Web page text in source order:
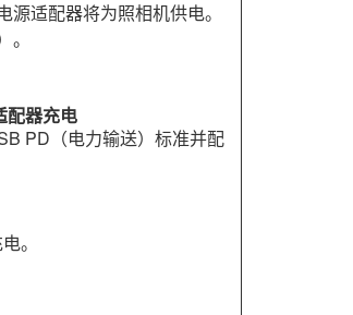
源适配器将为照相机供电。
。
配器充电
PD（电力输送）标准并配
。